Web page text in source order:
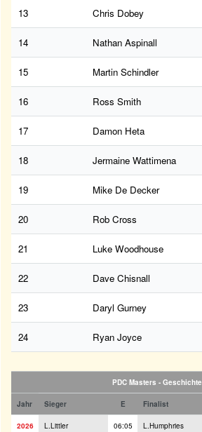
13 Chris Dobey
14 Nathan Aspinall
15 Martin Schindler
16 Ross Smith
17 Damon Heta
18 Jermaine Wattimena
19 Mike De Decker
20 Rob Cross
21 Luke Woodhouse
22 Dave Chisnall
23 Daryl Gurney
24 Ryan Joyce
PDC Masters - Geschichte
Jahr Sieger E Finalist
2026 L.Littler 06:05 L.Humphries